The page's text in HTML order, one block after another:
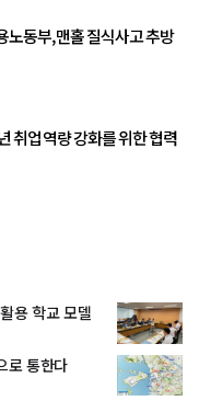
노동부, 맨홀 질식사고 추방
취업 역량 강화를 위한 협력
용 학교 모델
로 통한다